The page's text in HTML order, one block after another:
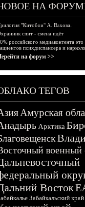
НА
"Китобои" А. Вахова.
спит - смена идёт
российского медиаконтента это
психдиспансера и
на форум >>
ТЕГОВ
Амурская
Арктика
военный
Восток
Забайкальский край